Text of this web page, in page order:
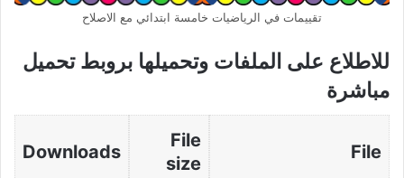
تقييمات في الرياضيات خامسة ابتدائي مع الاصلاح
للاطلاع على الملفات وتحميلها بروبط تحميل
مباشرة
File
File
size
Downloads